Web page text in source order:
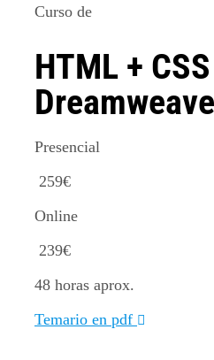
Curso de
HTML +
Presencial
259€
Online
239€
48 horas aprox.
Temario en pdf